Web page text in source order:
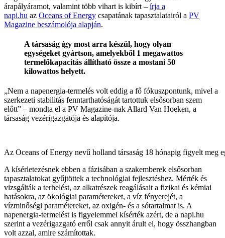
árapályáramot, valamint több vihart is kibírt – írja a
napi.hu az Oceans of Energy csapatának tapasztalatairól a PV
Magazine beszámolója alapján.
A társaság így most arra készül, hogy olyan
egységeket gyártson, amelyekből 1 megawattos
termelőkapacitás állítható össze a mostani 50
kilowattos helyett.
„Nem a napenergia-termelés volt eddig a fő fókuszpontunk, mivel a
szerkezeti stabilitás fenntarthatóságát tartottuk elsősorban szem
előtt” – mondta el a PV Magazine-nak Allard Van Hoeken, a
társaság vezérigazgatója és alapítója.
Az Oceans of Energy nevű holland társaság 18 hónapig figyelt meg
A kísérletezésnek ebben a fázisában a szakemberek elsősorban
tapasztalatokat gyűjtöttek a technológiai fejlesztéshez. Mérték és
vizsgálták a terhelést, az alkatrészek reagálásait a fizikai és kémiai
hatásokra, az ökológiai paramétereket, a víz fényerejét, a
vízminőségi paramétereket, az oxigén- és a sótartalmat is. A
napenergia-termelést is figyelemmel kísérték azért, de a napi.hu
szerint a vezérigazgató erről csak annyit árult el, hogy összhangban
volt azzal, amire számítottak.